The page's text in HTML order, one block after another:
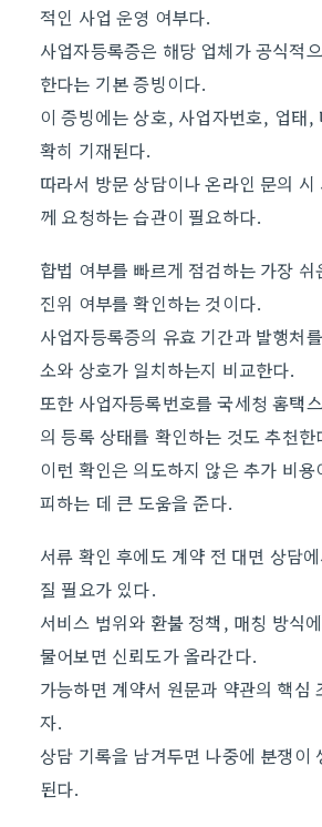
적인 사업 운영 여부다.
사업자등록증은 해당 업체가 공식적
한다는 기본 증빙이다.
이 증빙에는 상호, 사업자번호, 업태,
확히 기재된다.
따라서 방문 상담이나 온라인 문의
께 요청하는 습관이 필요하다.
합법 여부를 빠르게 점검하는 가장 쉬
진위 여부를 확인하는 것이다.
사업자등록증의 유효 기간과 발행처
소와 상호가 일치하는지 비교한다.
또한 사업자등록번호를 국세청 홈택
의 등록 상태를 확인하는 것도 추천한
이런 확인은 의도하지 않은 추가 비
피하는 데 큰 도움을 준다.
서류 확인 후에도 계약 전 대면 상담
질 필요가 있다.
서비스 범위와 환불 정책, 매칭 방식
물어보면 신뢰도가 올라간다.
가능하면 계약서 원문과 약관의 핵심
자.
상담 기록을 남겨두면 나중에 분쟁이
된다.